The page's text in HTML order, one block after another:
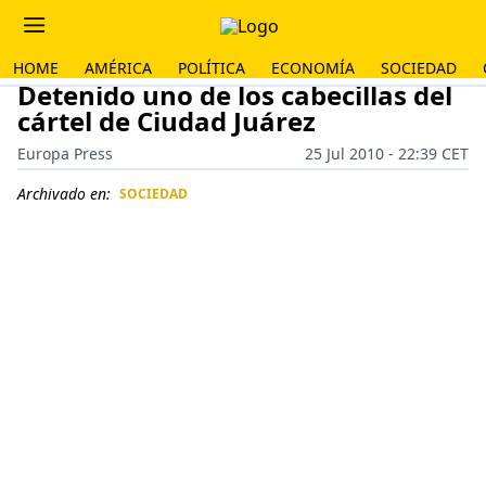
HOME AMÉRICA POLÍTICA ECONOMÍA SOCIEDAD
Detenido uno de los cabecillas del
cártel de Ciudad Juárez
Europa Press
25 Jul 2010 - 22:39 CET
Archivado en: SOCIEDAD